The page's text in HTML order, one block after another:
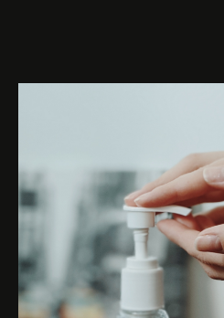
SUCHE